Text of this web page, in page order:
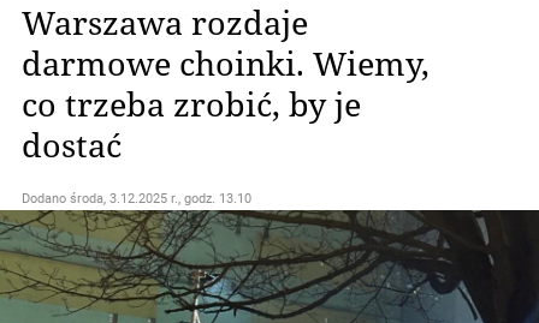
Warszawa rozdaje
darmowe choinki. Wiemy,
co trzeba zrobić, by je
dostać
Dodano środa, 3.12.2025 r., godz. 13.10